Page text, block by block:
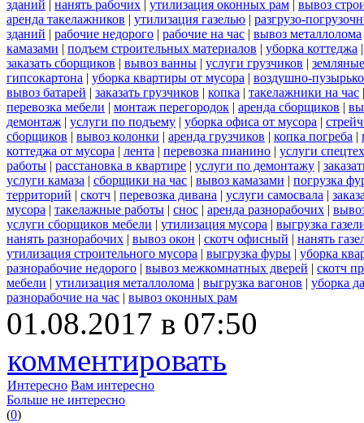
зданий | нанять рабочих | утилизация оконных рам | вывоз
аренда такелажников | утилизация газелью | разгрузо-
зданий | рабочие недорого | рабочие на час | вывоз металлолома
камазами | подъем строительных материалов | уборка коттеджа
заказать сборщиков | вывоз ванны | услуги грузчиков |
гипсокартона | уборка квартиры от мусора | воздушно-
вывоз батарей | заказать грузчиков | копка | такелажники на час
перевозка мебели | монтаж перегородок | аренда сборщиков |
демонтаж | услуги по подъему | уборка офиса от мусора |
сборщиков | вывоз колонки | аренда грузчиков | копка погреба |
коттеджа от мусора | лента | перевозка пианино | услуги
работы | расстановка в квартире | услуги по демонтажу |
услуги камаза | сборщики на час | вывоз камазами | погрузка
территорий | скотч | перевозка дивана | услуги самосвала |
мусора | такелажные работы | снос | аренда разнорабочих |
услуги сборщиков мебели | утилизация мусора | выгрузка
нанять разнорабочих | вывоз окон | скотч офисный | нанять
утилизация строительного мусора | выгрузка фуры | уборка
разнорабочие недорого | вывоз межкомнатных дверей | скотч
мебели | утилизация металлолома | выгрузка вагонов | уборка
разнорабочие на час | вывоз оконных рам
01.08.2017 в 07:50
комментировать
Интересно Вам интересно
Больше не интересно
(0)